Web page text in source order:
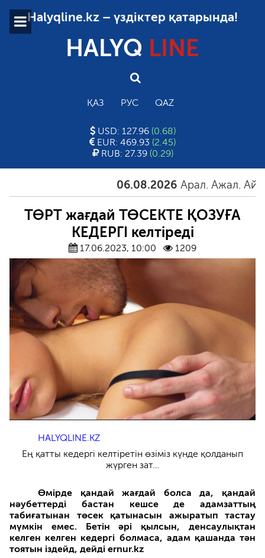
Halyqline.kz – үздіктер қатарында!
HALYQ LINE
ҚАЗ РУС QAZ
USD: 127.96 (0.68)
EUR: 469.93 (2.45)
RUB: 27.39 (0.29)
06.08.2026 Арал. Ажал. Айғақ
ТӨРТ жағдай ТӨСЕКТЕ ҚОЗУҒА
КЕДЕРГІ келтіреді
17.06.2023, 10:00 1209
HALYQLINE.KZ
Ең қатты кедергі келтіретін өзіміз күнде қолданып
жүрген зат…
Өмірде қандай жағдай болса да, қандай
нәубеттерді бастан кешсе де адамзаттың
табиғатынан төсек қатынасын ажыратып тастау
мүмкін емес. Бетін әрі қылсын, денсаулықтан
келген келген кедергі болмаса, адам қашанда тән
тоятын іздейд, дейді ernur.kz